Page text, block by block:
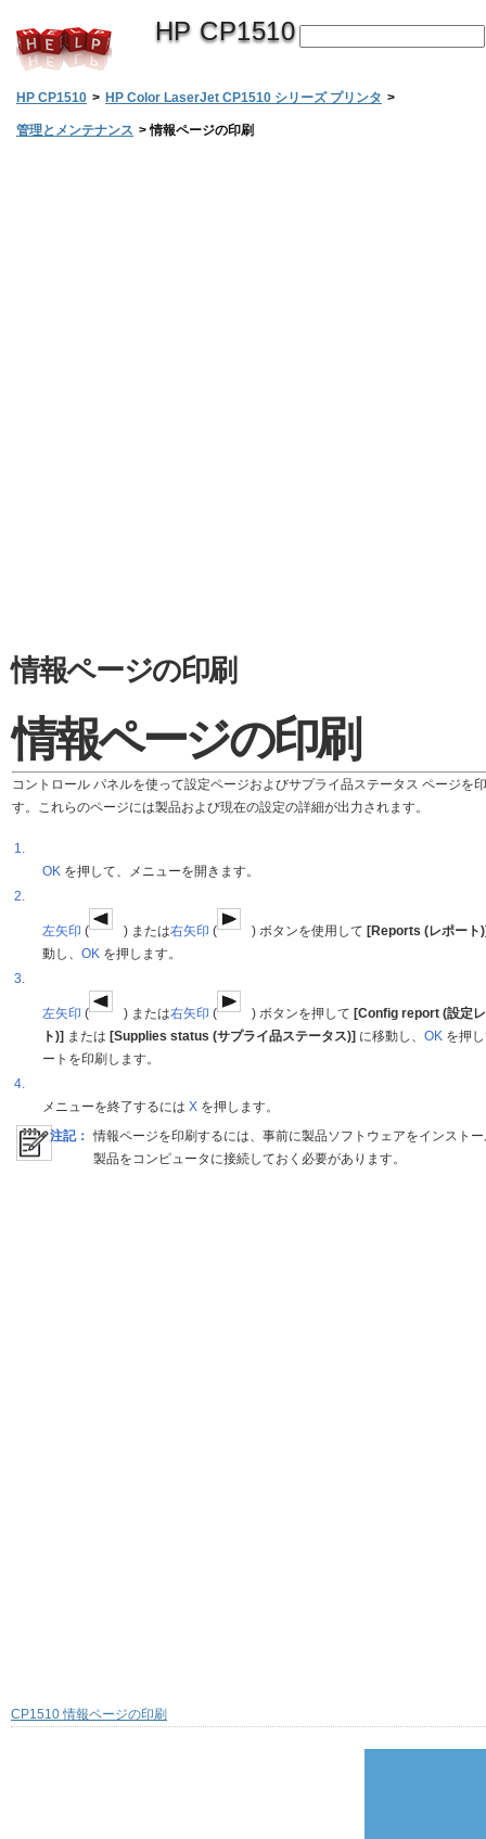
HP CP1510
HP CP1510 > HP Color LaserJet CP1510 シリーズ プリンタ >
管理とメンテナンス >情報ページの印刷
情報ページの印刷
情報ページの印刷
コントロール パネルを使って設定ページおよびサプライ品ステータス ページを
す。これらのページには製品および現在の設定の詳細が出力されます。
1.
OK を押して、メニューを開きます。
2.
左矢印 ( ) または右矢印 ( ) ボタンを使用して [Reports (レポート
動し、OK を押します。
3.
左矢印 ( ) または右矢印 ( ) ボタンを押して [Config report (設定
ト)] または [Supplies status (サプライ品ステータス)] に移動し、OK を押
ートを印刷します。
4.
メニューを終了するにはX を押します。
注記： 情報ページを印刷するには、事前に製品ソフトウェアをインスト
製品をコンピュータに接続しておく必要があります。
CP1510 情報ページの印刷